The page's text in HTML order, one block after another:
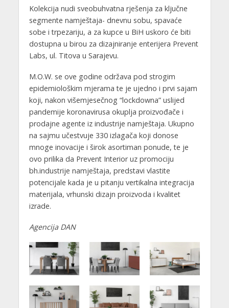
Kolekcija nudi sveobuhvatna rješenja za ključne
segmente namještaja- dnevnu sobu, spavaće
sobe i trpezariju, a za kupce u BiH uskoro će biti
dostupna u birou za dizajniranje enterijera Prevent
Labs, ul. Titova u Sarajevu.
M.O.W. se ove godine održava pod strogim
epidemiološkim mjerama te je ujedno i prvi sajam
koji, nakon višemjesečnog “lockdowna” uslijed
pandemije koronavirusa okuplja proizvođače i
prodajne agente iz industrije namještaja. Ukupno
na sajmu učestvuje 330 izlagača koji donose
mnoge inovacije i širok asortiman ponude, te je
ovo prilika da Prevent Interior uz promociju
bh.industrije namještaja, predstavi vlastite
potencijale kada je u pitanju vertikalna integracija
materijala, vrhunski dizajn proizvoda i kvalitet
izrade.
Agencija DAN